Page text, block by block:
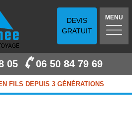
DEVIS
GRATUIT
MENU
05 06 50 84 79 69
FILS DEPUIS 3 GÉNÉRATIONS